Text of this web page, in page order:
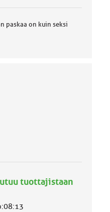
paskaa on kuin seksi
tuottajistaan